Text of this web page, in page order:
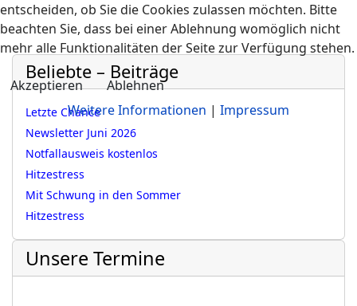
Beliebte – Beiträge
Letzte Chance
Newsletter Juni 2026
Notfallausweis kostenlos
Hitzestress
Mit Schwung in den Sommer
Hitzestress
Unsere Termine
entscheiden, ob Sie die Cookies zulassen möchten. Bitte
beachten Sie, dass bei einer Ablehnung womöglich nicht
mehr alle Funktionalitäten der Seite zur Verfügung stehen.
Akzeptieren
Ablehnen
Weitere Informationen | Impressum